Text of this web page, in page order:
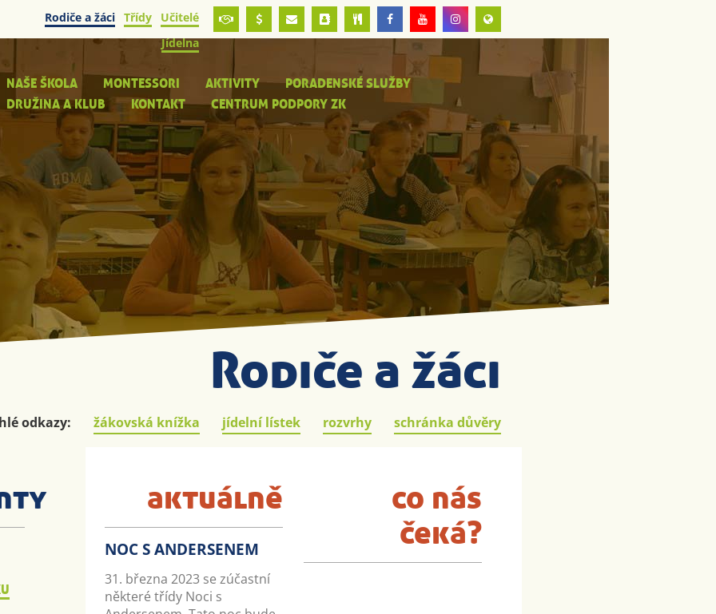
Rodiče a žáci Třídy
Učitelé
Jídelna
NAŠE ŠKOLA MONTESSORI AKTIVITY
PORADENSKÉ SLUŽBY
DRUŽINA A KLUB
KONTAKT CENTRUM PODPORY ZK
Rodiče a žáci
odkazy: žákovská knížka jídelní lístek rozvrhy schránka důvěry
aktuálně
NOC S ANDERSENEM
31. března 2023 se zúčastní
některé třídy Noci s
co nás
čeká?